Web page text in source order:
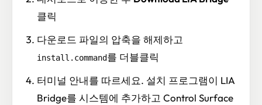
클릭
다운로드 파일의 압축을 해제하고
install.command를 더블클릭
터미널 안내를 따르세요. 설치 프로그램이 LIA
Bridge를 시스템에 추가하고 Control Surface